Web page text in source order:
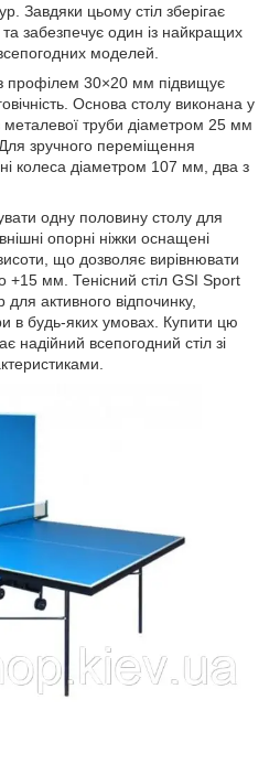
Завдяки цьому стіл зберігає
та забезпечує один із найкращих
моделей.
профілем 30×20 мм підвищує
Основа столу виконана у
металевої труби діаметром 25 мм
зручного переміщення
колеса діаметром 107 мм, два з
одну половину столу для
опорні ніжки оснащені
що дозволяє вирівнювати
+15 мм. Тенісний стіл GSI Sport
активного відпочинку,
в будь-яких умовах. Купити цю
надійний всепогодний стіл зі